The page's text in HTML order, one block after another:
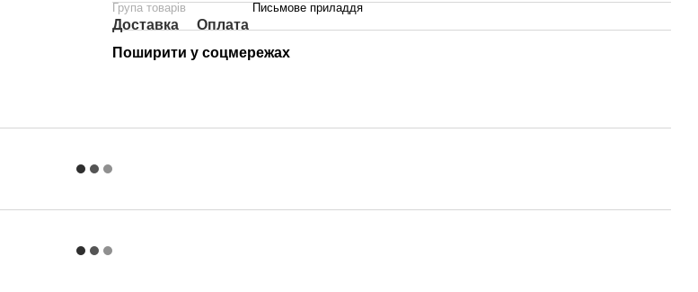
Група товарів
Письмове приладдя
Доставка
Оплата
Поширити у соцмережах